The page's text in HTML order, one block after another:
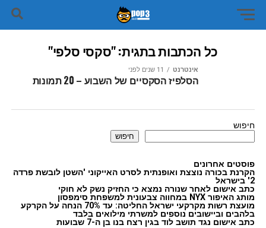
כל הכתבות בתגית: "סקסי סלפי"
אינטרנט 11 שנים לפני
הסלפיז הסקסיים של השבוע – 20 תמונות
חיפוש
חיפוש
פוסטים אחרונים
הקרנת בכורה נוצצת ואופנתית לסרט האייקוני 'השטן לובשת פרדה
2' בישראל
כתב אישום לאחר שנורה נמצא כי החזיק נשק לא חוקי
מותג האיפור NYX במחווה צבעונית למשפחת סימפסון
מועצת רשות מקרקעי ישראל החליטה: עד 70% הנחה על הקרקע
בלהבים וביישובים נוספים למשרתי מילואים בלבד
כתב אישום נגד תושב לוד בגין רצח בנו בן ה-7 שבועות